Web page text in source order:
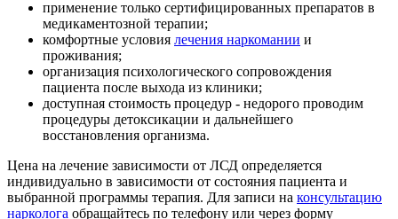
применение только сертифицированных препаратов в
медикаментозной терапии;
комфортные условия лечения наркомании и
проживания;
организация психологического сопровождения
пациента после выхода из клиники;
доступная стоимость процедур - недорого проводим
процедуры детоксикации и дальнейшего
восстановления организма.
Цена на лечение зависимости от ЛСД определяется
индивидуально в зависимости от состояния пациента и
выбранной программы терапия. Для записи на консультацию
нарколога обращайтесь по телефону или через форму